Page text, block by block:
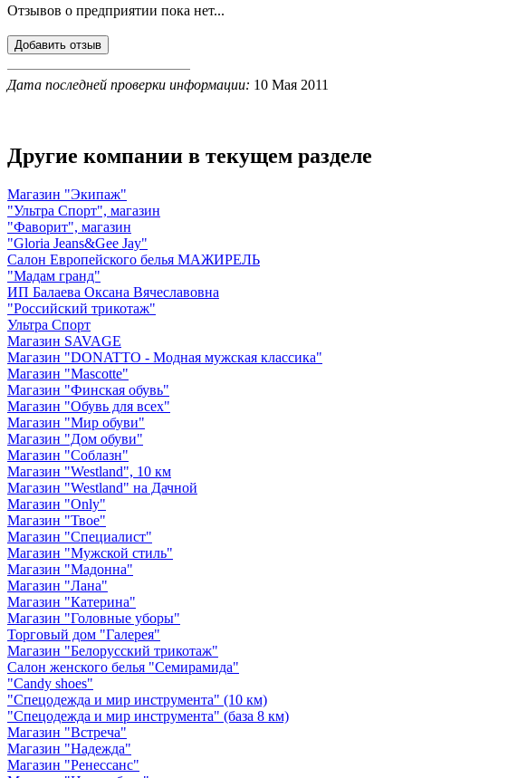
Отзывов о предприятии пока нет...
Дата последней проверки информации: 10 Мая 2011
Другие компании в текущем разделе
Магазин "Экипаж"
"Ультра Спорт", магазин
"Фаворит", магазин
"Gloria Jeans&Gee Jay"
Салон Европейского белья МАЖИРЕЛЬ
"Мадам гранд"
ИП Балаева Оксана Вячеславовна
"Российский трикотаж"
Ультра Спорт
Магазин SAVAGE
Магазин "DONATTO - Модная мужская классика"
Магазин "Mascotte"
Магазин "Финская обувь"
Магазин "Обувь для всех"
Магазин "Мир обуви"
Магазин "Дом обуви"
Магазин "Соблазн"
Магазин "Westland", 10 км
Магазин "Westland" на Дачной
Магазин "Only"
Магазин "Твое"
Магазин "Специалист"
Магазин "Мужской стиль"
Магазин "Мадонна"
Магазин "Лана"
Магазин "Катерина"
Магазин "Головные уборы"
Торговый дом "Галерея"
Магазин "Белорусский трикотаж"
Салон женского белья "Семирамида"
"Candy shoes"
"Спецодежда и мир инструмента" (10 км)
"Спецодежда и мир инструмента" (база 8 км)
Магазин "Встреча"
Магазин "Надежда"
Магазин "Ренессанс"